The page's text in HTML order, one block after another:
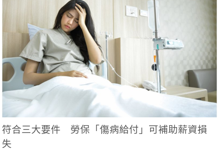
符合三大要件 勞保「傷病給付」可補助薪資損
失